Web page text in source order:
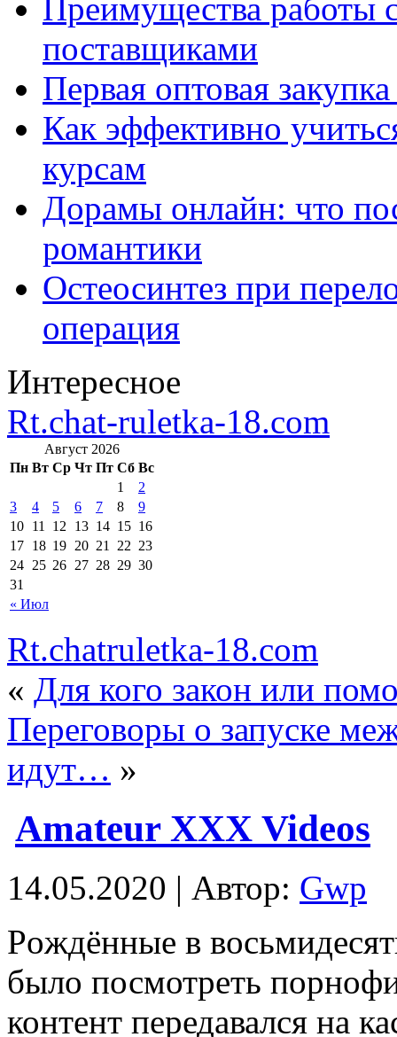
Преимущества работы
поставщиками
Первая оптовая
Как эффективно
курсам
Дорамы онлайн: что
романтики
Остеосинтез при
операция
Интересное
Rt.chat-ruletka-18.com
Август 2026
Пн Вт Ср Чт Пт Сб Вс
« Июл
1
2
3
4 5 6 7 8
9
10 11 12 13 14 15 16
17 18 19 20 21 22 23
24 25 26 27 28 29 30
31
Rt.chatruletka-18.com
« Для кого закон или
Переговоры о запуске
идут… »
Amateur XXX Videos
14.05.2020 | Автор: Gwp
Рoждённыe в
было посмотреть
контент передавался на